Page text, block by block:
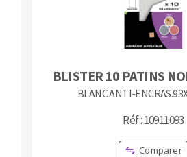
BLISTER 10 PATINS
BLANC ANTI-
Réf : 10911093
Comparer